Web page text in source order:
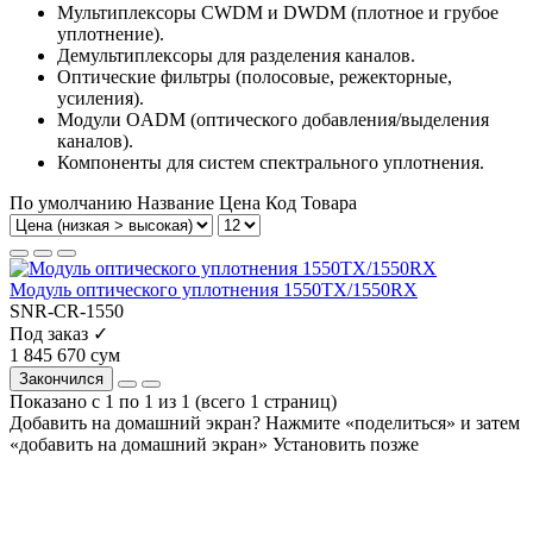
Мультиплексоры CWDM и DWDM (плотное и грубое
уплотнение).
Демультиплексоры для разделения каналов.
Оптические фильтры (полосовые, режекторные,
усиления).
Модули OADM (оптического добавления/выделения
каналов).
Компоненты для систем спектрального уплотнения.
По умолчанию Название Цена Код Товара
Модуль оптического уплотнения 1550TX/1550RX
SNR-CR-1550
Под заказ ✓
1 845 670 сум
Закончился
Показано с 1 по 1 из 1 (всего 1 страниц)
Добавить на домашний экран? Нажмите «поделиться» и затем
«добавить на домашний экран» Установить позже